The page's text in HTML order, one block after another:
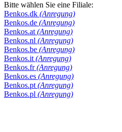
Bitte wählen Sie eine Filiale:
Benkos.dk (Anregung)
Benkos.de (Anregung)
Benkos.at (Anregung)
Benkos.nl (Anregung)
Benkos.be (Anregung)
Benkos.it (Anregung)
Benkos.fr (Anregung)
Benkos.es (Anregung)
Benkos.pt (Anregung)
Benkos.pl (Anregung)